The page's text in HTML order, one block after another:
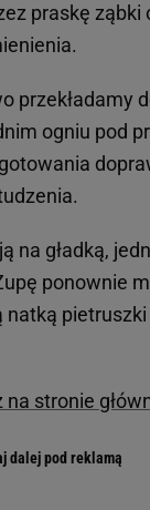
praskę ząbki
przekładamy
ogniu pod
na gładką,
ponownie
stronie